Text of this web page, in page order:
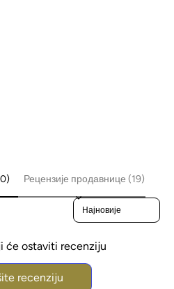
Рецензије продавнице (19)
Sort reviews by
će ostaviti recenziju
recenziju